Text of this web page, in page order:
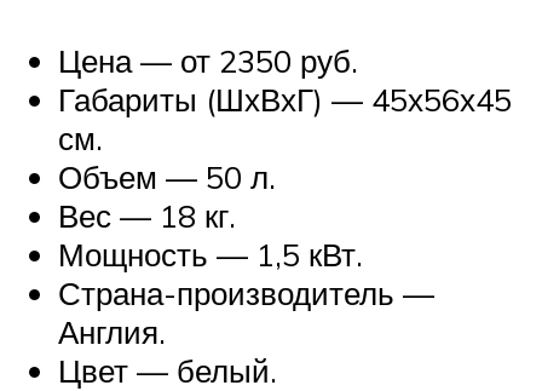
Цена — от 2350 руб.
Габариты (ШхВхГ) — 45х56х45
см.
Объем — 50 л.
Вес — 18 кг.
Мощность — 1,5 кВт.
Страна-производитель —
Англия.
Цвет — белый.